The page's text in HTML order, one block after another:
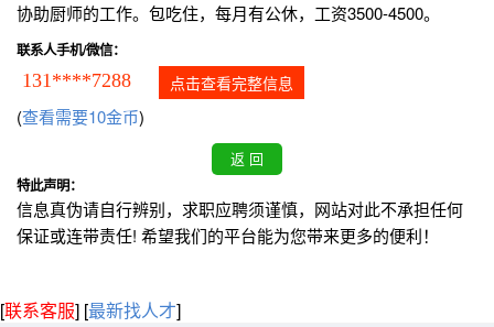
协助厨师的工作。包吃住，每月有公休，工资3500-4500。
联系人手机/微信：
131****7288 点击查看完整信息
(查看需要10金币)
特此声明：
信息真伪请自行辨别，求职应聘须谨慎，网站对此不承担任何
保证或连带责任! 希望我们的平台能为您带来更多的便利！
[联系客服] [最新找人才]